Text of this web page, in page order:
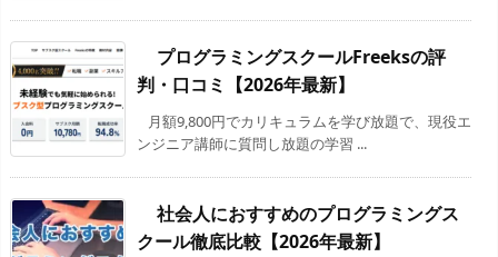
プログラミングスクールFreeksの評
判・口コミ【2026年最新】
月額9,800円でカリキュラムを学び放題で、現役エ
ンジニア講師に質問し放題の学習 ...
社会人におすすめのプログラミングス
クール徹底比較【2026年最新】